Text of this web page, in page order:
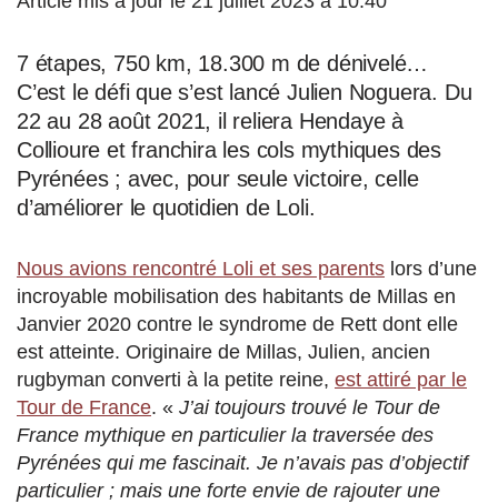
7 étapes, 750 km, 18.300 m de dénivelé…
C’est le défi que s’est lancé Julien Noguera. Du
22 au 28 août 2021, il reliera Hendaye à
Collioure et franchira les cols mythiques des
Pyrénées ; avec, pour seule victoire, celle
d’améliorer le quotidien de Loli.
Nous avions rencontré Loli et ses parents lors d’une
incroyable mobilisation des habitants de Millas en
Janvier 2020 contre le syndrome de Rett dont elle
est atteinte. Originaire de Millas, Julien, ancien
rugbyman converti à la petite reine, est attiré par le
Tour de France. « J’ai toujours trouvé le Tour de
France mythique en particulier la traversée des
Pyrénées qui me fascinait. Je n’avais pas d’objectif
particulier ; mais une forte envie de rajouter une